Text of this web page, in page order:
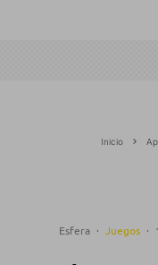
Inicio
Esfera · Juegos ·